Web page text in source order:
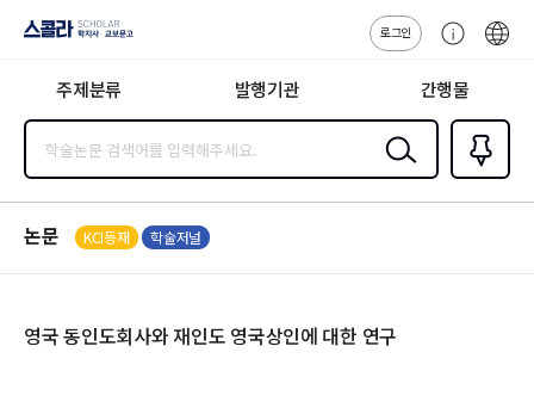
지사·교보문고
로그인
센
주제분류 발행기관 간행물
검색
즐겨찾
기0
논문 KCI등재 학술저널
영국 동인도회사와 재인도 영국상인에 대한 연구